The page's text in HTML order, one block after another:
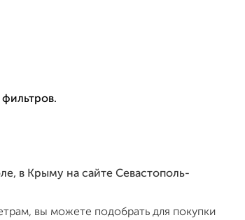
в Крыму на сайте Севастополь-
вы можете подобрать для покупки